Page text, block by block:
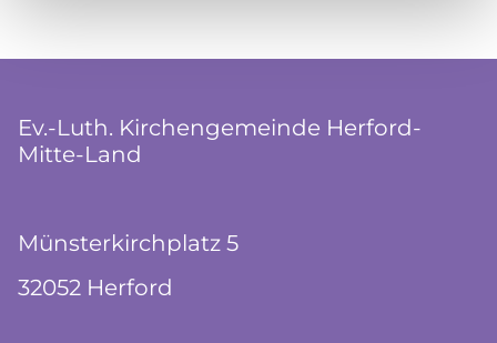
Ev.-Luth. Kirchengemeinde Herford-
Mitte-Land
Münsterkirchplatz 5
32052 Herford